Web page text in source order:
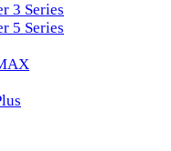
3 Series
5 Series